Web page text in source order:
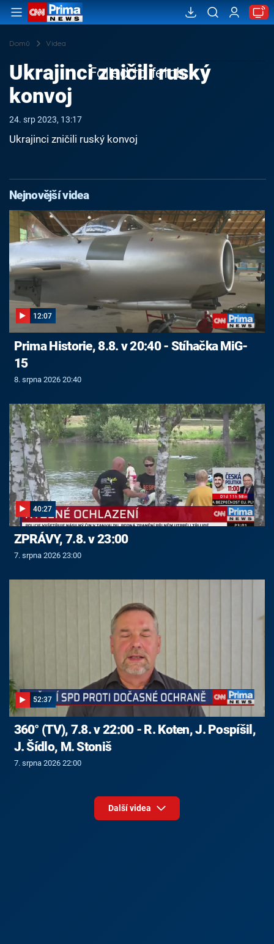
Domů Videa
Failed to fetch
Ukrajinci zničili ruský
konvoj
24. srp 2023, 13:17
Ukrajinci zničili ruský konvoj
Nejnovější videa
12:07
Prima Historie, 8.8. v 20:40 - Stíhačka MiG-
15
8. srpna 2026 20:40
40:27
ZPRÁVY, 7.8. v 23:00
7. srpna 2026 23:00
52:37
360° (TV), 7.8. v 22:00 - R. Koten, J. Pospíšil,
J. Šídlo, M. Stoniš
7. srpna 2026 22:00
Další videa